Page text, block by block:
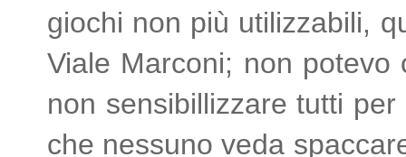
giochi non più utilizzabili,
Viale Marconi; non
non sensibillizzare tutti
che nessuno veda